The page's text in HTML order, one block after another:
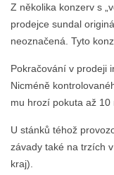
Z několika konzerv s
prodejce sundal
neoznačená. Tyto
Pokračování v prodeji
Nicméně
mu hrozí pokuta až 10
U stánků téhož
závady také na trzích
kraj).